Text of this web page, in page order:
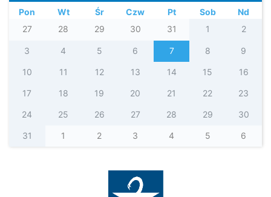
Pon
Wt Śr Czw Pt Sob
Nd
27
28 29 30 31 1 2
3 4 5 6 7 8 9
10 11 12 13 14 15 16
17 18 19 20 21 22 23
24 25 26 27 28 29 30
31 1 2 3 4 5 6